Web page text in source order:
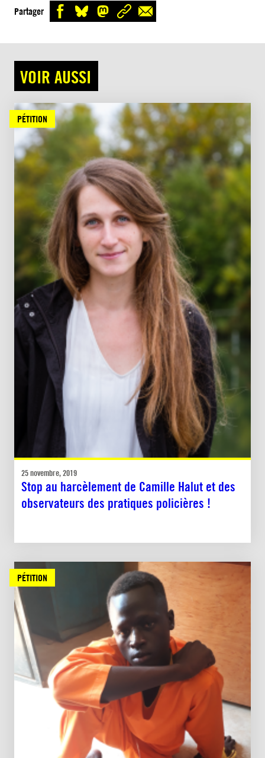
Partager
VOIR AUSSI
PÉTITION
25 novembre, 2019
Stop au harcèlement de Camille Halut et des
observateurs des pratiques policières !
PÉTITION